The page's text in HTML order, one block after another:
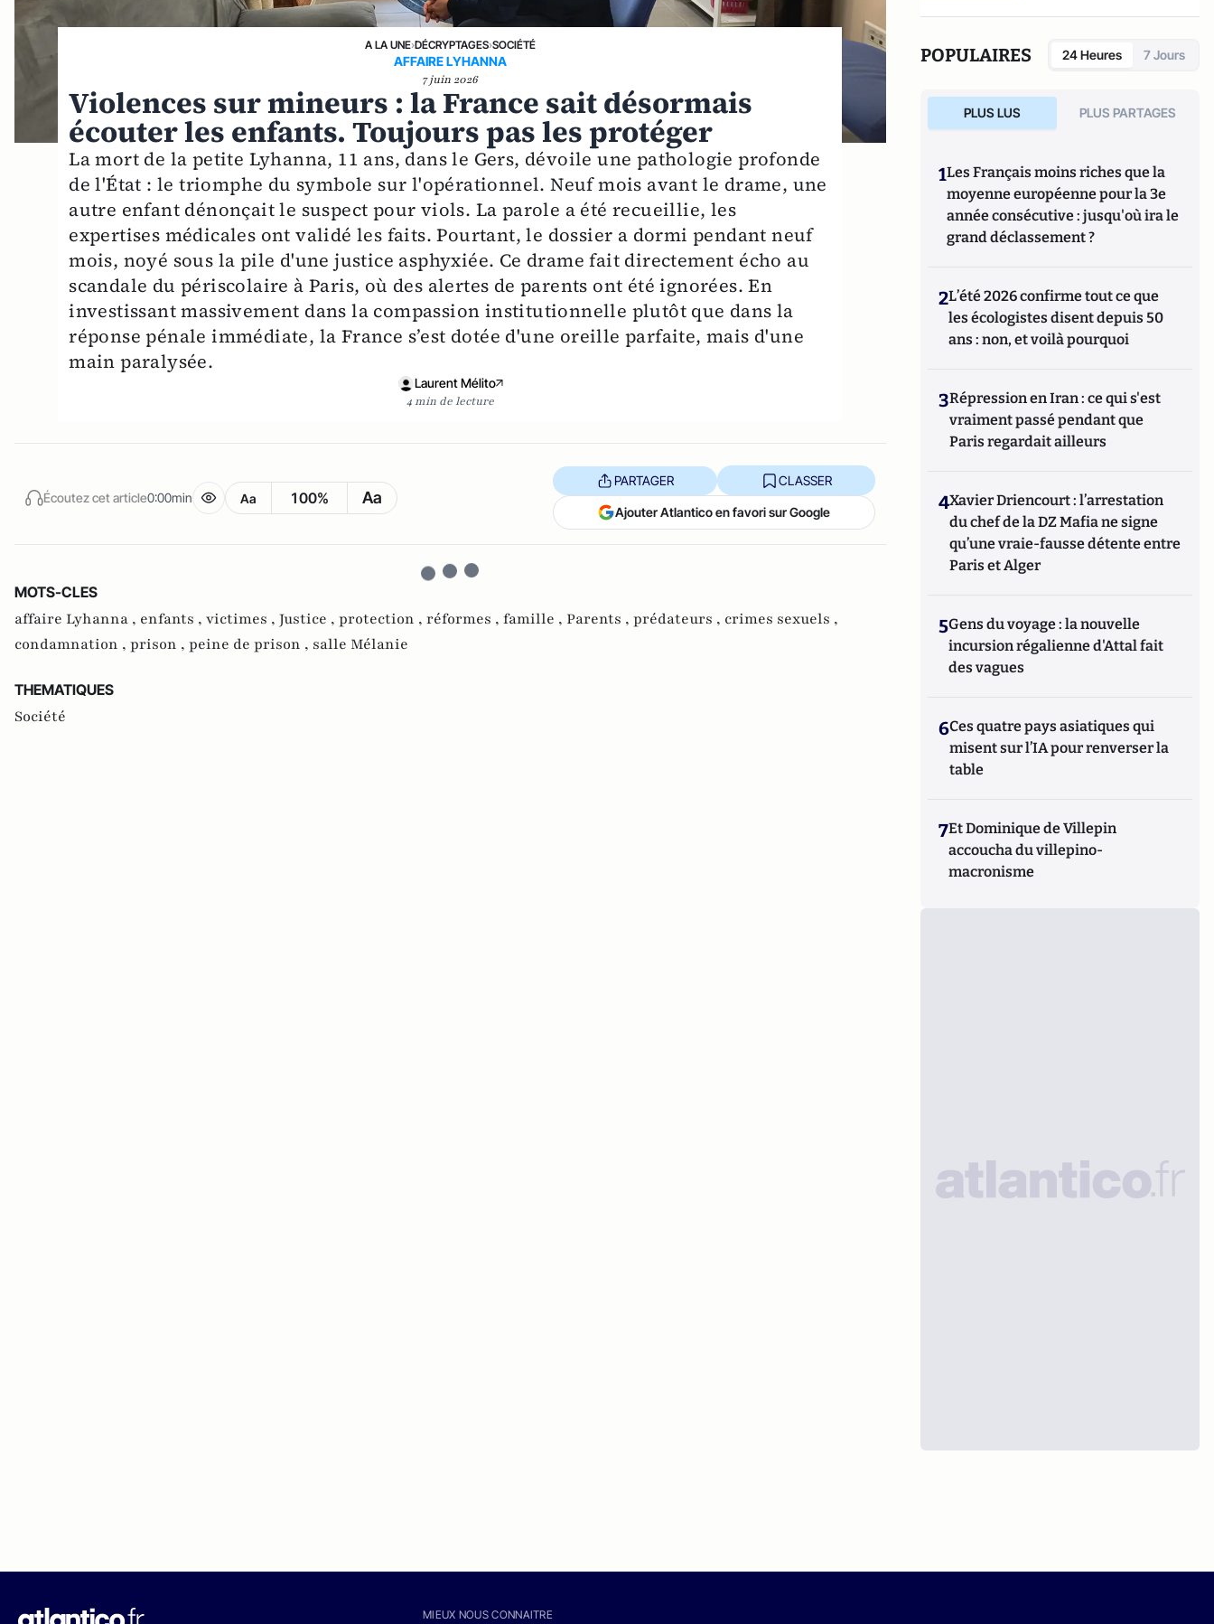
A LA UNE›DÉCRYPTAGES›SOCIÉTÉ
AFFAIRE LYHANNA
7 juin 2026
Violences sur mineurs : la France sait désormais
écouter les enfants. Toujours pas les protéger
La mort de la petite Lyhanna, 11 ans, dans le Gers, dévoile une pathologie profonde
de l'État : le triomphe du symbole sur l'opérationnel. Neuf mois avant le drame, une
autre enfant dénonçait le suspect pour viols. La parole a été recueillie, les
expertises médicales ont validé les faits. Pourtant, le dossier a dormi pendant neuf
mois, noyé sous la pile d'une justice asphyxiée. Ce drame fait directement écho au
scandale du périscolaire à Paris, où des alertes de parents ont été ignorées. En
investissant massivement dans la compassion institutionnelle plutôt que dans la
réponse pénale immédiate, la France s’est dotée d'une oreille parfaite, mais d'une
main paralysée.
Laurent Mélito
4 min de lecture
Écoutez cet article0:00min Aa 100% Aa
PARTAGER CLASSER
Ajouter Atlantico en favori sur Google
MOTS-CLES
affaire Lyhanna , enfants , victimes , Justice , protection , réformes , famille , Parents , prédateurs , crimes sexuels ,
condamnation , prison , peine de prison , salle Mélanie
THEMATIQUES
Société
POPULAIRES 24 Heures 7 Jours
PLUS LUS PLUS PARTAGES
1Les Français moins riches que la
moyenne européenne pour la 3e
année consécutive : jusqu'où ira le
grand déclassement ?
2L’été 2026 confirme tout ce que
les écologistes disent depuis 50
ans : non, et voilà pourquoi
3Répression en Iran : ce qui s'est
vraiment passé pendant que
Paris regardait ailleurs
4Xavier Driencourt : l’arrestation
du chef de la DZ Mafia ne signe
qu’une vraie-fausse détente entre
Paris et Alger
5Gens du voyage : la nouvelle
incursion régalienne d'Attal fait
des vagues
6Ces quatre pays asiatiques qui
misent sur l’IA pour renverser la
table
7Et Dominique de Villepin
accoucha du villepino-
macronisme
MIEUX NOUS CONNAITRE